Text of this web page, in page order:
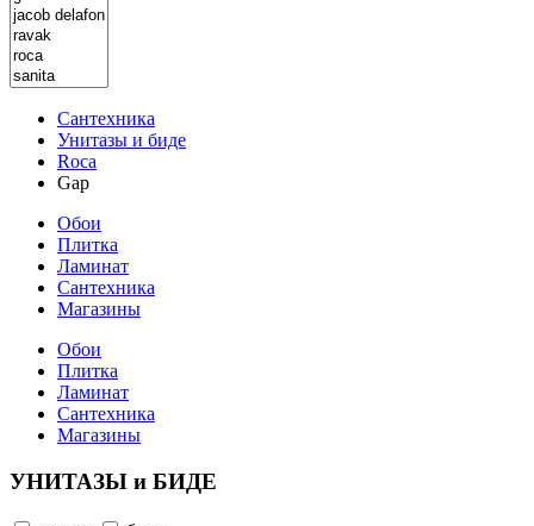
Сантехника
Унитазы и биде
Roca
Gap
Обои
Плитка
Ламинат
Сантехника
Магазины
Обои
Плитка
Ламинат
Сантехника
Магазины
УНИТАЗЫ и БИДЕ